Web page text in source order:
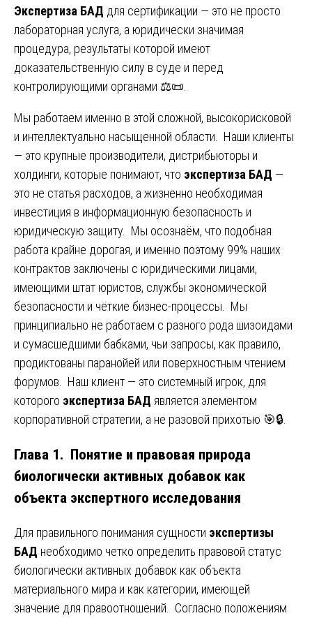
Экспертиза БАД для сертификации — это не просто
лабораторная услуга, а юридически значимая
процедура, результаты которой имеют
доказательственную силу в суде и перед
контролирующими органами ⚖️📜.
Мы работаем именно в этой сложной, высокорисковой
и интеллектуально насыщенной области. Наши клиенты
— это крупные производители, дистрибьюторы и
холдинги, которые понимают, что экспертиза БАД —
это не статья расходов, а жизненно необходимая
инвестиция в информационную безопасность и
юридическую защиту. Мы осознаём, что подобная
работа крайне дорогая, и именно поэтому 99% наших
контрактов заключены с юридическими лицами,
имеющими штат юристов, службы экономической
безопасности и чёткие бизнес-процессы. Мы
принципиально не работаем с разного рода шизоидами
и сумасшедшими бабками, чьи запросы, как правило,
продиктованы паранойей или поверхностным чтением
форумов. Наш клиент — это системный игрок, для
которого экспертиза БАД является элементом
корпоративной стратегии, а не разовой прихотью 🎯🔒.
Глава 1. Понятие и правовая природа
биологически активных добавок как
объекта экспертного исследования
Для правильного понимания сущности экспертизы
БАД необходимо четко определить правовой статус
биологически активных добавок как объекта
материального мира и как категории, имеющей
значение для правоотношений. Согласно положениям